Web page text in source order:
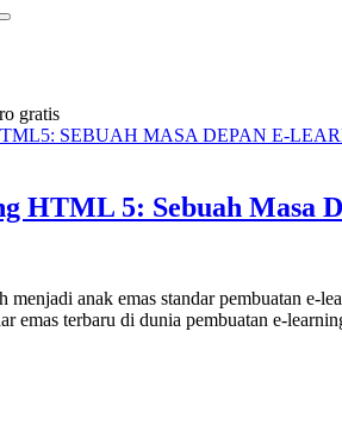
gratis
HTML 5: Sebuah Masa
anak emas standar pembuatan e-
emas terbaru di dunia pembuatan e-